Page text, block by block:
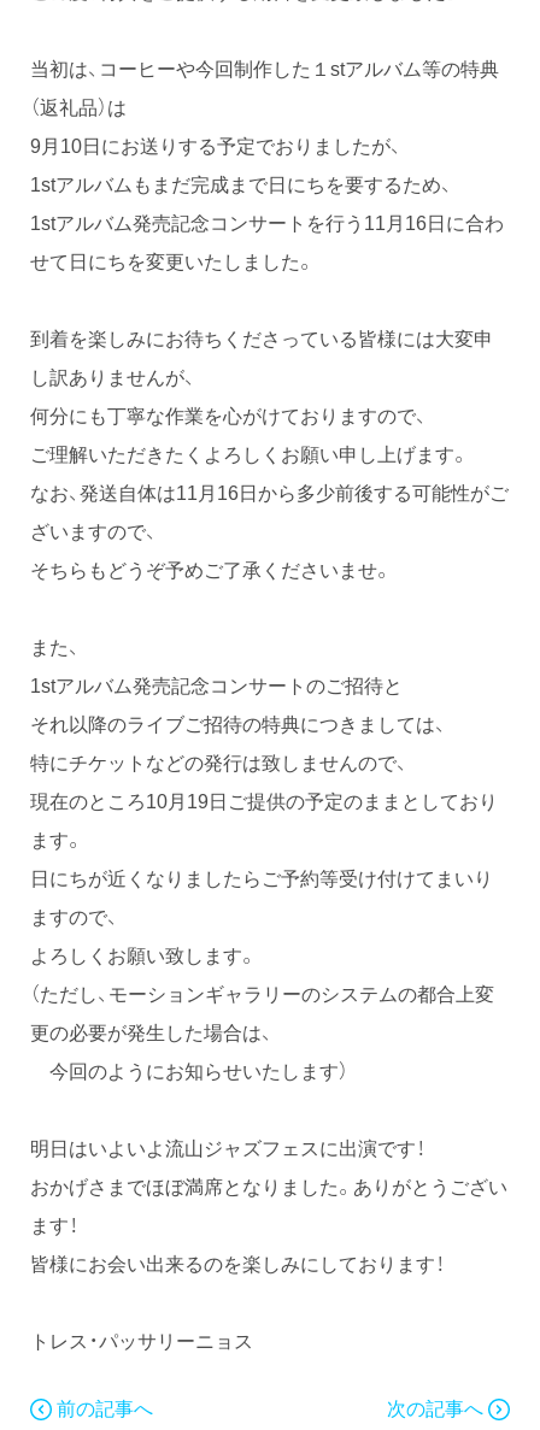
当初は、コーヒーや今回制作した１stアルバム等の特典
（返礼品）は
9月10日にお送りする予定でおりましたが、
1stアルバムもまだ完成まで日にちを要するため、
1stアルバム発売記念コンサートを行う11月16日に合わ
せて日にちを変更いたしました。
到着を楽しみにお待ちくださっている皆様には大変申
し訳ありませんが、
何分にも丁寧な作業を心がけておりますので、
ご理解いただきたくよろしくお願い申し上げます。
なお、発送自体は11月16日から多少前後する可能性がご
ざいますので、
そちらもどうぞ予めご了承くださいませ。
また、
1stアルバム発売記念コンサートのご招待と
それ以降のライブご招待の特典につきましては、
特にチケットなどの発行は致しませんので、
現在のところ10月19日ご提供の予定のままとしており
ます。
日にちが近くなりましたらご予約等受け付けてまいり
ますので、
よろしくお願い致します。
（ただし、モーションギャラリーのシステムの都合上変
更の必要が発生した場合は、
今回のようにお知らせいたします）
明日はいよいよ流山ジャズフェスに出演です！
おかげさまでほぼ満席となりました。ありがとうござい
ます！
皆様にお会い出来るのを楽しみにしております！
トレス・パッサリーニョス
前の記事へ 次の記事へ